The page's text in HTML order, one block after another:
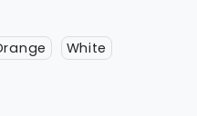
White